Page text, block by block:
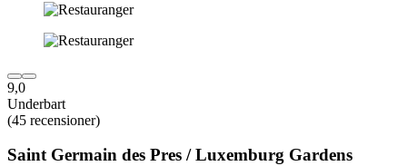
9,0
Underbart
(45 recensioner)
Saint Germain des Pres / Luxemburg Gardens